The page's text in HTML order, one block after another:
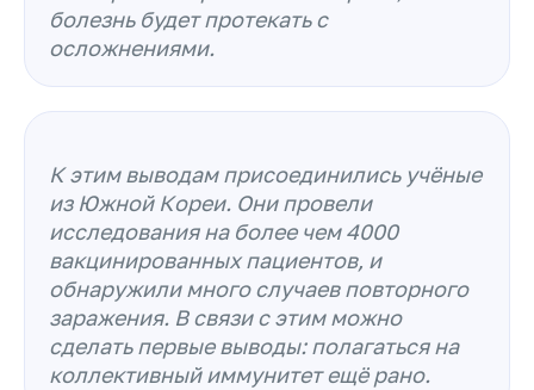
болезнь будет протекать с
осложнениями.
К этим выводам присоединились учёные
из Южной Кореи. Они провели
исследования на более чем 4000
вакцинированных пациентов, и
обнаружили много случаев повторного
заражения. В связи с этим можно
сделать первые выводы: полагаться на
коллективный иммунитет ещё рано.